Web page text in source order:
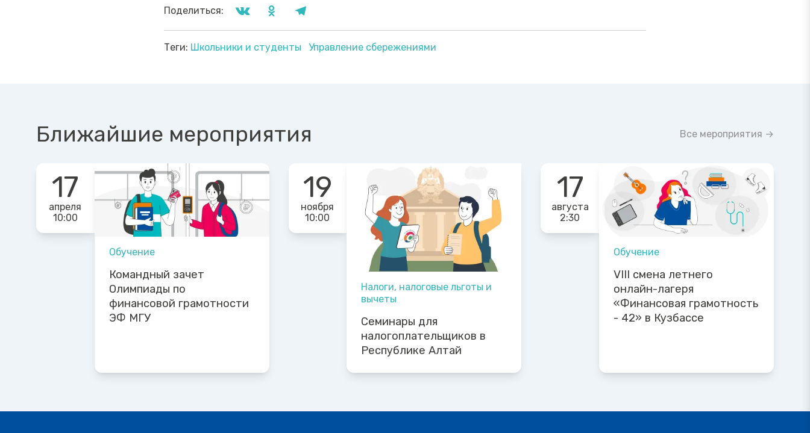
Поделиться:
Теги: Школьники и студенты Управление сбережениями
Ближайшие мероприятия Все мероприятия →
17
апреля
10:00
Обучение
Командный зачет
Олимпиады по
финансовой грамотности
ЭФ МГУ
19
ноября
10:00
Налоги, налоговые льготы и
вычеты
Семинары для
налогоплательщиков в
Республике Алтай
17
августа
2:30
Обучение
VIII смена летнего
онлайн-лагеря
«Финансовая грамотность
- 42» в Кузбассе